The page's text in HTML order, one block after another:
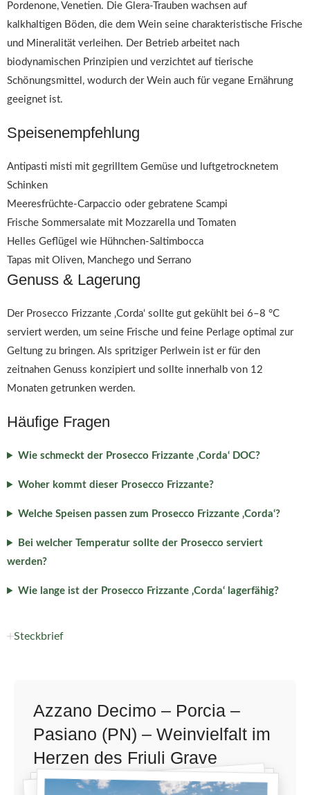
Pordenone, Venetien. Die Glera-Trauben wachsen auf
kalkhaltigen Böden, die dem Wein seine charakteristische Frische
und Mineralität verleihen. Der Betrieb arbeitet nach
biodynamischen Prinzipien und verzichtet auf tierische
Schönungsmittel, wodurch der Wein auch für vegane Ernährung
geeignet ist.
Speisenempfehlung
Antipasti misti mit gegrilltem Gemüse und luftgetrocknetem
Schinken
Meeresfrüchte-Carpaccio oder gebratene Scampi
Frische Sommersalate mit Mozzarella und Tomaten
Helles Geflügel wie Hühnchen-Saltimbocca
Tapas mit Oliven, Manchego und Serrano
Genuss & Lagerung
Der Prosecco Frizzante ‚Corda‘ sollte gut gekühlt bei 6–8 °C
serviert werden, um seine Frische und feine Perlage optimal zur
Geltung zu bringen. Als spritziger Perlwein ist er für den
zeitnahen Genuss konzipiert und sollte innerhalb von 12
Monaten getrunken werden.
Häufige Fragen
Wie schmeckt der Prosecco Frizzante ‚Corda‘ DOC?
Woher kommt dieser Prosecco Frizzante?
Welche Speisen passen zum Prosecco Frizzante ‚Corda‘?
Bei welcher Temperatur sollte der Prosecco serviert
werden?
Wie lange ist der Prosecco Frizzante ‚Corda‘ lagerfähig?
Steckbrief
Azzano Decimo – Porcia –
Pasiano (PN) – Weinvielfalt im
Herzen des Friuli Grave